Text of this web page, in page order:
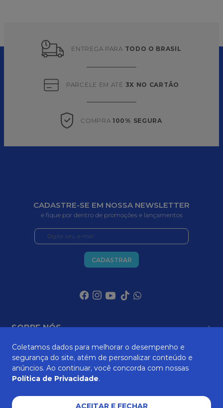
ENTREGA PARA TODO O BRASIL
PARCELE EM ATÉ 3X NO CARTÃO
COMPRA 100% SEGURA
CADASTRE-SE EM NOSSA NEWSLETTER
e fique por dentro de promoções e lançamentos
CADASTRAR
SOBRE NÓS
ATENDIMENTO
AJUDA E SUPORTE
Coletamos dados para melhorar o desempenho e
segurança do site, atém de personalizar conteúdo e
anúncios. Ao continuar, você concorda com nossas
Política de Privacidade.
ACEITAR E FECHAR